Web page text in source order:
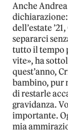
Anche
dichiarazione:
dell’estate
separarci
tutto il tempo
vite», ha
quest’anno,
bambino, pur
di restarle
gravidanza.
importante.
mia